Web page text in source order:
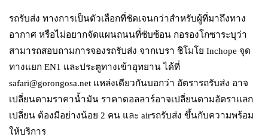
รถรับส่ง ทางการเป็นตัวเลือกที่ชัดเจนกว่าสำหรับผู้ที่มาถึงทาง
อากาศ หรือไม่อยากจัดแผนถนนที่ซับซ้อน กอรองโกซาระบุว่า
สามารถสอบถามการจองรถรับส่ง จากเบรา ชิโมโย Inchope จุด
ทางแยก EN1 และประตูทางเข้าอุทยาน ได้ที่
safari@gorongosa.net แหล่งเดียวกันบอกว่า อัตรารถรับส่ง อาจ
เปลี่ยนตามราคาน้ำมัน ราคาดอลลาร์อาจเปลี่ยนตามอัตราแลก
เปลี่ยน ต้องมีอย่างน้อย 2 คน และ airรถรับส่ง ขึ้นกับความพร้อม
ให้บริการ